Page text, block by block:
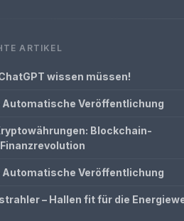
ARTIKEL
wissen müssen!
Automatische Veröffentlichung
Blockchain-
Automatische Veröffentlichung
– Hallen fit für die